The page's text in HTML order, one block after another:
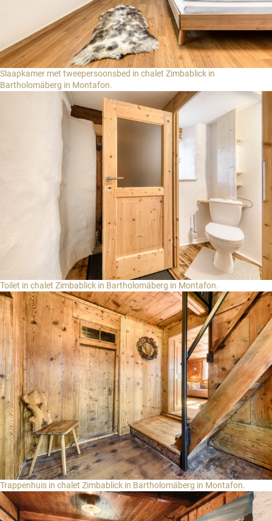
Slaapkamer met tweepersoonsbed in chalet Zimbablick in
Bartholomäberg in Montafon.
Toilet in chalet Zimbablick in Bartholomäberg in Montafon.
Trappenhuis in chalet Zimbablick in Bartholomäberg in Montafon.